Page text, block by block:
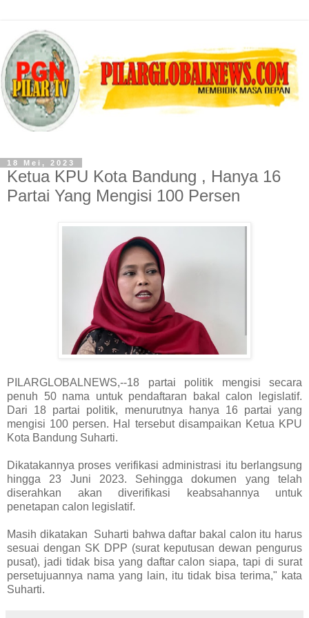
18 Mei, 2023
Ketua KPU Kota Bandung , Hanya 16
Partai Yang Mengisi 100 Persen
PILARGLOBALNEWS,--18 partai politik mengisi secara
penuh 50 nama untuk pendaftaran bakal calon legislatif.
Dari 18 partai politik, menurutnya hanya 16 partai yang
mengisi 100 persen. Hal tersebut disampaikan Ketua KPU
Kota Bandung Suharti.
Dikatakannya proses verifikasi administrasi itu berlangsung
hingga 23 Juni 2023. Sehingga dokumen yang telah
diserahkan akan diverifikasi keabsahannya untuk
penetapan calon legislatif.
Masih dikatakan Suharti bahwa daftar bakal calon itu harus
sesuai dengan SK DPP (surat keputusan dewan pengurus
pusat), jadi tidak bisa yang daftar calon siapa, tapi di surat
persetujuannya nama yang lain, itu tidak bisa terima," kata
Suharti.